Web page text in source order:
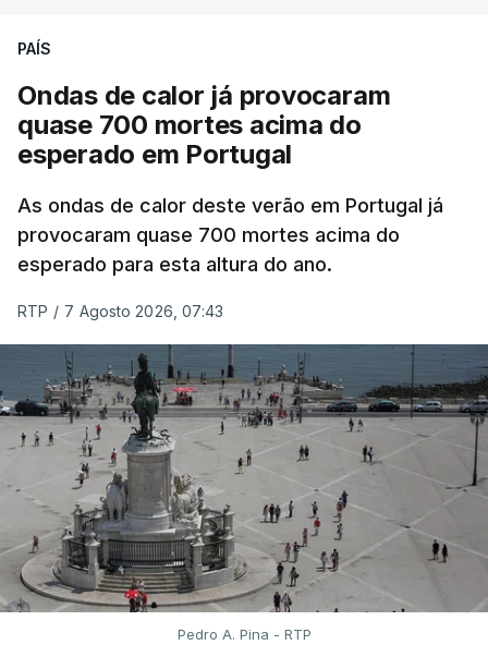
dependia da apresentação de um requerimento,
mas o Governo decidiu, a partir deste ano,
disponibilizar a cópia dos exames classificados a
e rigor do processo" devido às falhas na
classificação eletrónica.
Serão também publicadas as notas da 2.ª fase
Quanto aos pedidos de reapreciação de provas
realizadas durante a 1.ª fase, os resultados só
serão disponibilizados às escolas hoje, mas o MECI
assegurou que as pautas serão afixadas durante a
tarde.
A tutela justificou a demora no processo de
reapreciações com o "elevado número de
pedidos", que este ano ultrapassou os 20 mil,
PAÍS
Ondas de calor já provocaram
quase 700 mortes acima do
esperado em Portugal
As ondas de calor deste verão em Portugal já
provocaram quase 700 mortes acima do
esperado para esta altura do ano.
RTP / 7 Agosto 2026, 07:43
Pedro A. Pina - RTP